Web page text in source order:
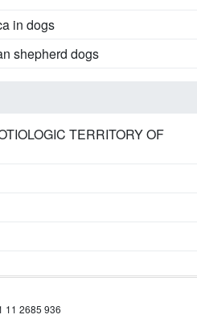
in dogs
shepherd dogs
TERRITORY OF
11 2685 936